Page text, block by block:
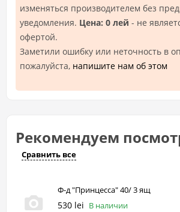
изменяться производителем без
уведомления. Цена: 0 лей - не
офертой.
Заметили ошибку или неточность в
пожалуйста, напишите нам об этом
Рекомендуем
Сравнить все
Ф-д "Принцесса" 40/ 3 ящ
530 lei В наличии